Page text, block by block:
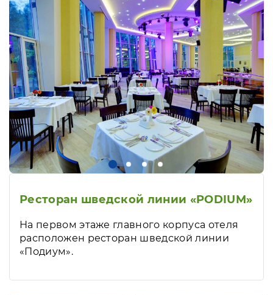
Ресторан шведской линии «PODIUM»
На первом этаже главного корпуса отеля
расположен ресторан шведской линии
«Подиум».